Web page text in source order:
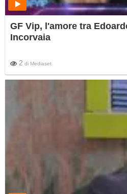
GF Vip, l'amore tra
Incorvaia
2 di Mediaset